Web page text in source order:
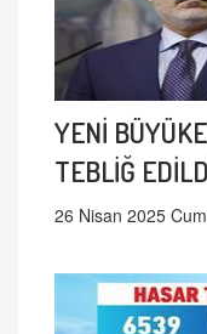
YENİ
TEBLİĞ
26 Nisan 2025